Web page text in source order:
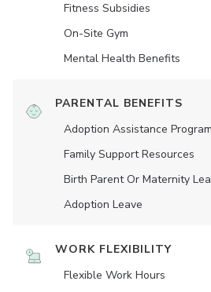
Fitness Subsidies
On-Site Gym
Mental Health Benefits
PARENTAL BENEFITS
Adoption Assistance Program
Family Support Resources
Birth Parent Or Maternity
Adoption Leave
WORK FLEXIBILITY
Flexible Work Hours